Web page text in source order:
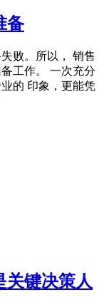
备
败。所以， 销售
工作。 一次充分
的 印象，更能凭
关键决策人